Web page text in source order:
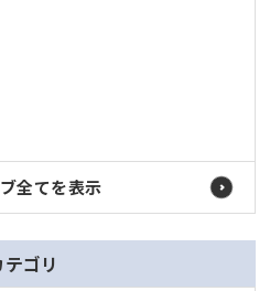
全てを表示
テゴリ